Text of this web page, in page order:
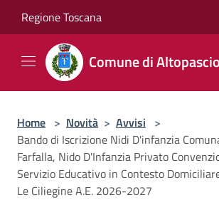
Regione Toscana
Comune di Altopascio
Home > Novità > Avvisi >
Bando di Iscrizione Nidi D'infanzia
Farfalla, Nido D'Infanzia Privato
Servizio Educativo in Contesto
Le Ciliegine A.E. 2026-2027